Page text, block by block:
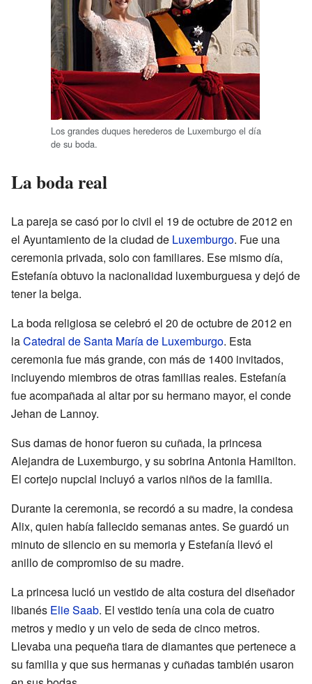
Los grandes duques herederos de Luxemburgo el día
de su boda.
La boda real
La pareja se casó por lo civil el 19 de octubre de 2012 en
el Ayuntamiento de la ciudad de Luxemburgo. Fue una
ceremonia privada, solo con familiares. Ese mismo día,
Estefanía obtuvo la nacionalidad luxemburguesa y dejó de
tener la belga.
La boda religiosa se celebró el 20 de octubre de 2012 en
laCatedral de Santa María de Luxemburgo. Esta
ceremonia fue más grande, con más de 1400 invitados,
incluyendo miembros de otras familias reales. Estefanía
fue acompañada al altar por su hermano mayor, el conde
Jehan de Lannoy.
Sus damas de honor fueron su cuñada, la princesa
Alejandra de Luxemburgo, y su sobrina Antonia Hamilton.
El cortejo nupcial incluyó a varios niños de la familia.
Durante la ceremonia, se recordó a su madre, la condesa
Alix, quien había fallecido semanas antes. Se guardó un
minuto de silencio en su memoria y Estefanía llevó el
anillo de compromiso de su madre.
La princesa lució un vestido de alta costura del diseñador
libanés Elie Saab. El vestido tenía una cola de cuatro
metros y medio y un velo de seda de cinco metros.
Llevaba una pequeña tiara de diamantes que pertenece a
su familia y que sus hermanas y cuñadas también usaron